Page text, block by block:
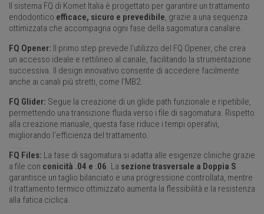
Il sistema FQ di Komet Italia è progettato per garantire un trattamento
endodontico efficace, sicuro e prevedibile, grazie a una sequenza
ottimizzata che accompagna ogni fase della sagomatura canalare.
FQ Opener: Il primo step prevede l’utilizzo del FQ Opener, che crea
un accesso ideale e rettilineo al canale, facilitando la strumentazione
successiva. Il design innovativo consente di accedere facilmente
anche ai canali più stretti, come l’MB2.
FQ Glider: Segue la creazione di un glide path funzionale e ripetibile,
permettendo una transizione fluida verso i file di sagomatura. Rispetto
alla creazione manuale, questa fase riduce i tempi operativi,
migliorando l’efficienza del trattamento.
FQ Files: La fase di sagomatura si adatta alle esigenze cliniche grazie
a file con conicità .04 e .06. La sezione trasversale a Doppia S
garantisce un taglio bilanciato e una progressione controllata, mentre
il trattamento termico ottimizzato aumenta la flessibilità e la resistenza
alla fatica ciclica.